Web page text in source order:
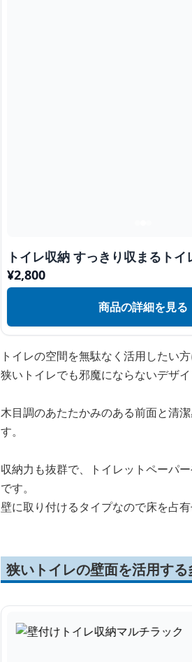
トイレ収納 すっきり収まるトイ
¥2,800
商品の詳細を見る
トイレの空間を無駄なく活用したい
狭いトイレでも邪魔にならないデザ
木目調のあたたかみのある前面と清
す。
収納力も抜群で、トイレットペーパ
です。
壁に取り付けるタイプなので床を占
狭いトイレの壁面を活用す